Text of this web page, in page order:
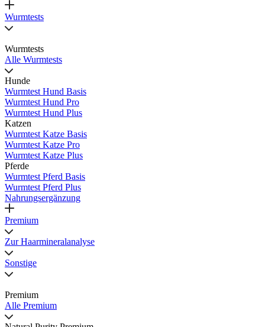
Wurmtests
Wurmtests
Alle Wurmtests
Hunde
Wurmtest Hund Basis
Wurmtest Hund Pro
Wurmtest Hund Plus
Katzen
Wurmtest Katze Basis
Wurmtest Katze Pro
Wurmtest Katze Plus
Pferde
Wurmtest Pferd Basis
Wurmtest Pferd Plus
Nahrungsergänzung
Premium
Zur Haarmineralanalyse
Sonstige
Premium
Alle Premium